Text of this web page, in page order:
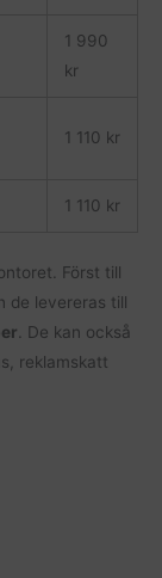
1 990
kr
1 110 kr
1 110 kr
Först till
de levereras till
. De kan också
reklamskatt